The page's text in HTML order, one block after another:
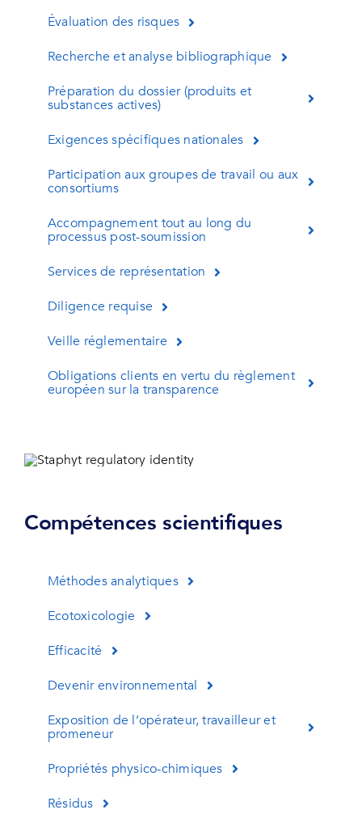
Évaluation des risques
Recherche et analyse bibliographique
Préparation du dossier (produits et
substances actives)
Exigences spécifiques nationales
Participation aux groupes de travail ou aux
consortiums
Accompagnement tout au long du
processus post-soumission
Services de représentation
Diligence requise
Veille réglementaire
Obligations clients en vertu du règlement
européen sur la transparence
Compétences scientifiques
Méthodes analytiques
Ecotoxicologie
Efficacité
Devenir environnemental
Exposition de l’opérateur, travailleur et
promeneur
Propriétés physico-chimiques
Résidus